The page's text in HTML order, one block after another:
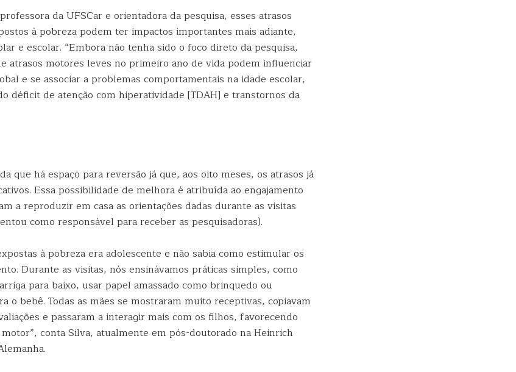
da UFSCar e orientadora da pesquisa, esses atrasos
à pobreza podem ter impactos importantes mais adiante,
e escolar. “Embora não tenha sido o foco direto da pesquisa,
atrasos motores leves no primeiro ano de vida podem influenciar
e se associar a problemas comportamentais na idade escolar,
déficit de atenção com hiperatividade [TDAH] e transtornos da
que há espaço para reversão já que, aos oito meses, os atrasos já
Essa possibilidade de melhora é atribuída ao engajamento
a reproduzir em casa as orientações dadas durante as visitas
como responsável para receber as pesquisadoras).
à pobreza era adolescente e não sabia como estimular os
Durante as visitas, nós ensinávamos práticas simples, como
para baixo, usar papel amassado como brinquedo ou
o bebê. Todas as mães se mostraram muito receptivas, copiavam
e passaram a interagir mais com os filhos, favorecendo
conta Silva, atualmente em pós-doutorado na Heinrich